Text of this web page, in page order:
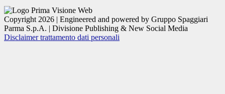
Copyright 2026 | Engineered and powered by Gruppo Spaggiari
Parma S.p.A. | Divisione Publishing & New Social Media
Disclaimer trattamento dati personali